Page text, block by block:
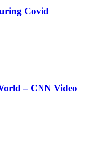
Covid
– CNN Video